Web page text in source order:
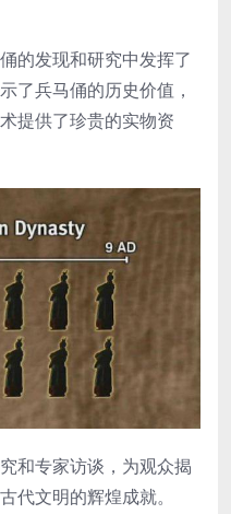
的发现和研究中发挥了
了兵马俑的历史价值，
提供了珍贵的实物资
和专家访谈，为观众揭
代文明的辉煌成就。